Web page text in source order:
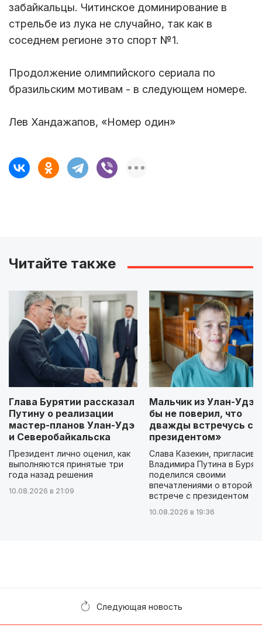
забайкальцы. Читинское доминирование в
стрельбе из лука не случайно, так как в
соседнем регионе это спорт №1.
Продолжение олимпийского сериала по
бразильским мотивам - в следующем номере.
Лев Хандажапов, «Номер один»
Читайте также
Глава Бурятии рассказал
Путину о реализации
мастер-планов Улан-Удэ
и Северобайкальска
Президент лично оценил, как
выполняются принятые три
года назад решения
10.08.2026 в 21:09
Мальчик из Улан-Удэ:
бы не поверил, что
дважды встречусь с
президентом»
Слава Казекин,
Владимира Путина в
поделился своими
впечатлениями о второй
встрече с президентом
10.08.2026 в 19:36
Следующая новость